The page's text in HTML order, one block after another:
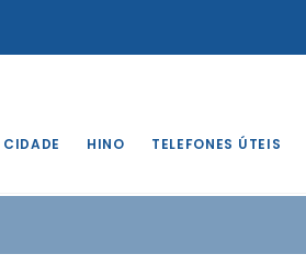
HINO TELEFONES ÚTEIS